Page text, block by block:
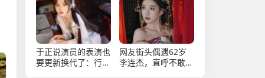
于正说演员的表演也
要更新换代了：行业
网友街头偶遇62岁
李连杰，直呼不敢